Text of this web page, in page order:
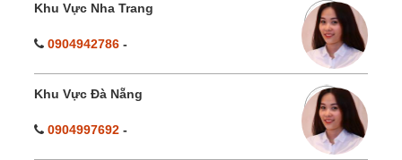
Khu Vực Nha Trang
0904942786 -
Khu Vực Đà Nẵng
0904997692 -